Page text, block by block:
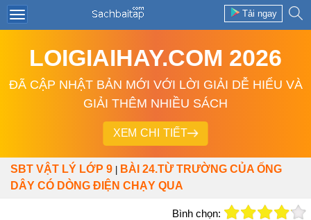
Tải ngay
LOIGIAIHAY.COM 2026
ĐÃ CẬP NHẬT BẢN MỚI VỚI LỜI GIẢI DỄ HIỂU VÀ
GIẢI THÊM NHIỀU SÁCH
XEM CHI TIẾT
SBT VẬT LÝ LỚP 9
BÀI 24.TỪ TRƯỜNG CỦA ỐNG
DÂY CÓ DÒNG ĐIỆN CHẠY QUA
Bình chọn: